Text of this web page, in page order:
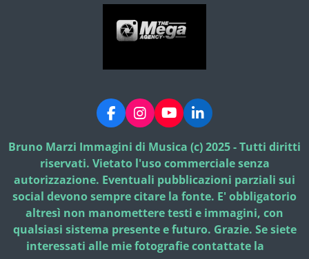
F
a
c
e
b
o
o
k
I
n
s
t
a
g
r
a
Y
o
u
T
u
b
e
L
i
n
k
e
d
I
n
Bruno Marzi Immagini di Musica (c) 2025 - Tutti diritti
riservati. Vietato l'uso commerciale senza
autorizzazione. Eventuali pubblicazioni parziali sui
social devono sempre citare la fonte. E' obbligatorio
altresì non manomettere testi e immagini, con
qualsiasi sistema presente e futuro. Grazie. Se siete
interessati alle mie fotografie contattate la